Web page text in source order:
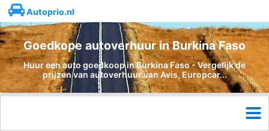
Autoprio.nl
Goedkope autoverhuur in Burkina Faso
Huur een auto goedkoop in Burkina Faso - Vergelijk de
prijzen van autoverhuur van Avis, Europcar...